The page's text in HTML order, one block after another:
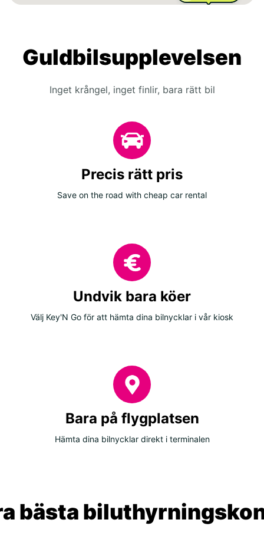
Guldbilsupplevelsen
Inget krångel, inget finlir, bara rätt bil
Precis rätt pris
Save on the road with cheap car rental
Undvik bara köer
Välj Key'N Go för att hämta dina bilnycklar i vår kiosk
Bara på flygplatsen
Hämta dina bilnycklar direkt i terminalen
bästa